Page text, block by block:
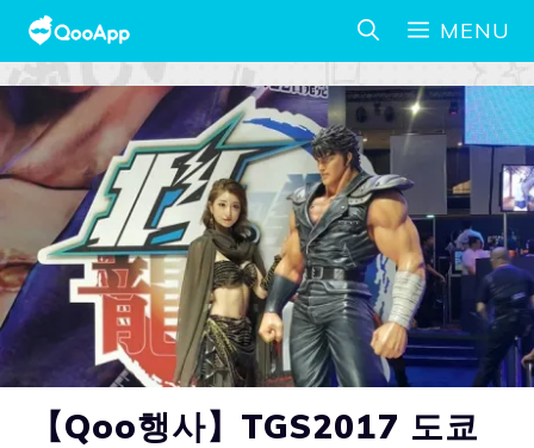
MENU
【Qoo행사】TGS2017 도쿄